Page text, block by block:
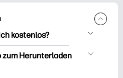
kostenlos?
2.500
Herunterladen
zum Herunterladen